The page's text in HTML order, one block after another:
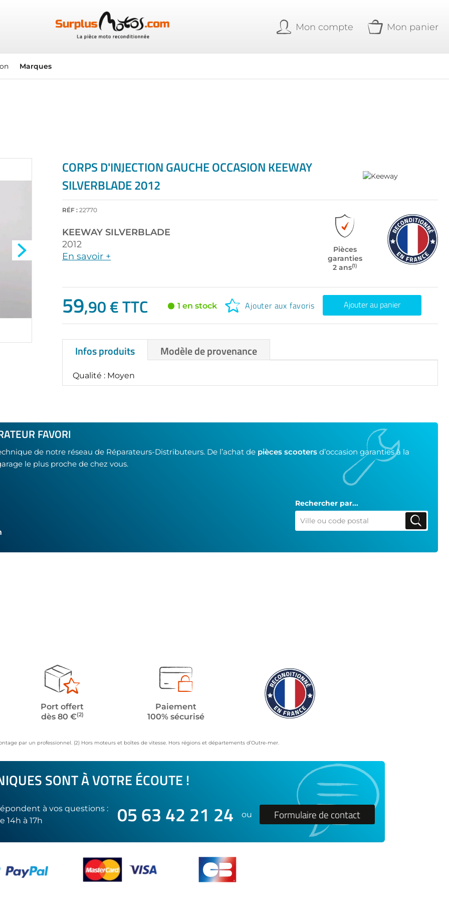
Mon compte Mon panier
Marques
CORPS D'INJECTION GAUCHE OCCASION KEEWAY
SILVERBLADE 2012
RÉF : 22770
KEEWAY SILVERBLADE
2012
En savoir +
Pièces
garanties
2 ans(1)
59,90 € TTC 1 en stock Ajouter aux favoris Ajouter au panier
Infos produits
Qualité : Moyen
Modèle de provenance
FAVORI
de notre réseau de Réparateurs-Distributeurs. De l’achat de pièces scooters d’occasion garanties à la
le plus proche de chez vous.
Rechercher par...
Port offert
dès 80 €(2)
Paiement
100% sécurisé
par un professionnel. (2) Hors moteurs et boîtes de vitesse. Hors régions et départements d’Outre-mer.
SONT À VOTRE ÉCOUTE !
à vos questions :
14h à 17h
05 63 42 21 24 ou Formulaire de contact